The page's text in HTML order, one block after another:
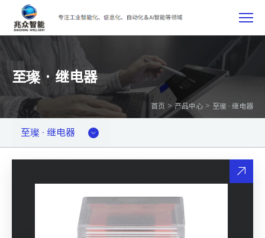
至璨 · 继电器
首页 >产品中心 > 至璨 · 继电器
至璨 · 继电器